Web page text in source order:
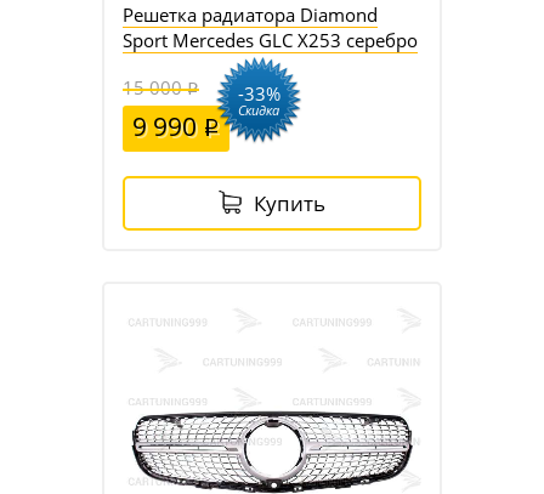
Решетка радиатора Diamond
Sport Mercedes GLC X253 серебро
15 000
9 990
-33%
Скидка
Купить